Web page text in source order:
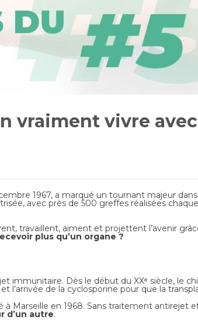
vraiment vivre
1967, a marqué un tournant majeur
avec près de 500 greffes réalisées
travaillent, aiment et projettent l’avenir
plus qu’un organe ?
Dès le début du XXᵉ siècle, le
de la cyclosporine pour que la
Marseille en 1968. Sans traitement antirejet
d’un autre.